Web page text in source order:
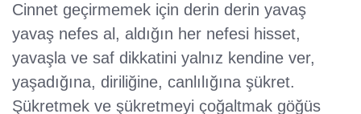
Cinnet geçirmemek için derin derin yavaş
yavaş nefes al, aldığın her nefesi hisset,
yavaşla ve saf dikkatini yalnız kendine ver,
yaşadığına, diriliğine, canlılığına şükret.
Şükretmek ve şükretmeyi çoğaltmak göğüs